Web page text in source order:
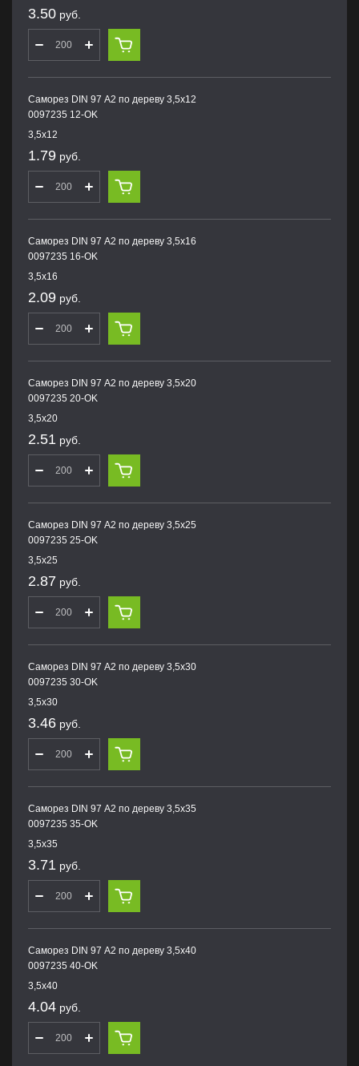
3.50 руб.
Саморез DIN 97 А2 по дереву 3,5х12
0097235 12-OK
3,5х12
1.79 руб.
Саморез DIN 97 А2 по дереву 3,5х16
0097235 16-OK
3,5х16
2.09 руб.
Саморез DIN 97 А2 по дереву 3,5х20
0097235 20-OK
3,5х20
2.51 руб.
Саморез DIN 97 А2 по дереву 3,5х25
0097235 25-OK
3,5х25
2.87 руб.
Саморез DIN 97 А2 по дереву 3,5х30
0097235 30-OK
3,5х30
3.46 руб.
Саморез DIN 97 А2 по дереву 3,5х35
0097235 35-OK
3,5х35
3.71 руб.
Саморез DIN 97 А2 по дереву 3,5х40
0097235 40-OK
3,5х40
4.04 руб.